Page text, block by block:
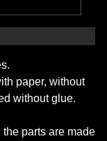
paper, without
without glue.
parts are made